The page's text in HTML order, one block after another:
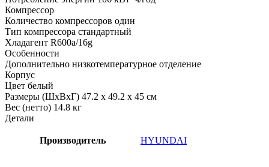
Компрессор
Количество компрессоров один
Тип компрессора стандартный
Хладагент R600a/16g
Особенности
Дополнительно низкотемпературное отделение
Корпус
Цвет белый
Размеры (ШхВхГ) 47.2 х 49.2 х 45 см
Вес (нетто) 14.8 кг
Детали
Производитель HYUNDAI